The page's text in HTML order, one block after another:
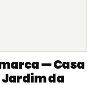
— Casa
Jardim da